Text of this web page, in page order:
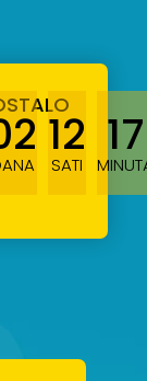
12
SATI
17